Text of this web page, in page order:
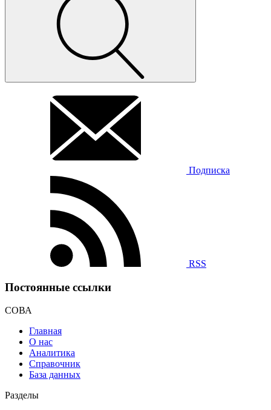
Подписка
RSS
Постоянные ссылки
СОВА
Главная
О нас
Аналитика
Справочник
База данных
Разделы